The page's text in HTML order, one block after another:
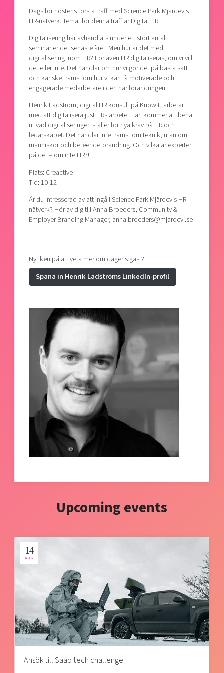
Shaping cities and regions
Bright East
East Sweden Tech Women
Reversed mentorship
Current offers and activities
Upscaling
Talent & skills
Startup & industry collaboration
Offers to boost your business
Our community of companies
Projects
Publications
Project toolbox
Our clusters
Reach out to us
Locations
Today's lunch in Mjärdevi
Dags för höstens första träff med Science Park Mjärdevis
HR-nätverk. Temat för denna träff är Digital HR.
Digitalisering har avhandlats under ett stort antal
seminarier det senaste året. Men hur är det med
digitalisering inom HR? För även HR digitaliseras, om vi vill
det eller inte. Det handlar om hur vi gör det på bästa sätt
och kanske främst om hur vi kan få motiverade och
engagerade medarbetare i den här förändringen.
Henrik Ladström, digital HR konsult på Knowit, arbetar
med att digitalisera just HRs arbete. Han kommer att bena
ut vad digitaliseringen ställer för nya krav på HR och
ledarskapet. Det handlar inte främst om teknik, utan om
människor och beteendeförändring. Och vilka är experter
på det – om inte HR?!
Plats: Creactive
Tid: 10-12
Är du intresserad av att ingå i Science Park Mjärdevis HR-
nätverk? Hör av dig till Anna Broeders, Community &
Employer Branding Manager, anna.broeders@mjardevi.se
Nyfiken på att veta mer om dagens gäst?
Spana in Henrik Ladströms LinkedIn-profil
Upcoming events
14
AUG
Ansök till Saab tech challenge